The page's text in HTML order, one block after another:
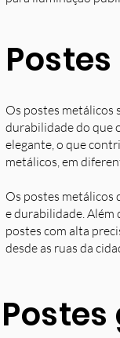
Os postes metálicos
durabilidade do que
elegante, o que
metálicos, em
Os postes metálicos
e durabilidade. Além
postes com alta
desde as ruas da